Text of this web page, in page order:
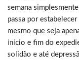
semana
passa por
mesmo que seja
início e fim do
solidão e até